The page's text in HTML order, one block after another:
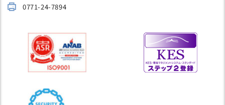
0771-24-7894